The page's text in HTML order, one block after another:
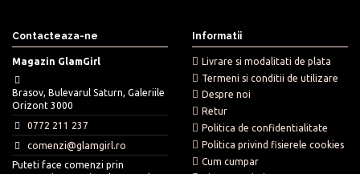
Contacteaza-ne
Magazin GlamGirl
Brasov, Bulevarul Saturn, Galeriile
Orizont 3000
0772 211 237
comenzi@glamgirl.ro
Puteti face comenzi prin
Informatii
Livrare si modalitati de plata
Termeni si conditii de utilizare
Despre noi
Retur
Politica de confidentialitate
Politica privind fisierele cookies
Cum cumpar